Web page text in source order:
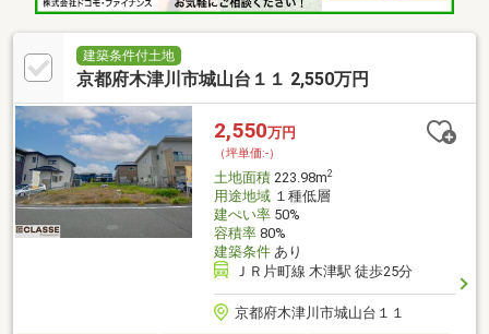
建築条件付土地
京都府木津川市城山台１１ 2,550万円
2,550万円
（坪単価:-）
土地面積223.98m2
用途地域１種低層
建ぺい率50%
容積率80%
建築条件あり
ＪＲ片町線 木津駅 徒歩25分
京都府木津川市城山台１１